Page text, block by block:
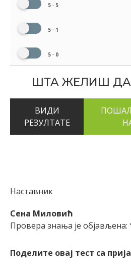
5 ∙ 5
5 ∙ 1
5 ∙ 0
ШТА ЖЕЛИШ
ВИДИ
РЕЗУЛТАТЕ
Наставник
Сена Миловић
Провера знања је објављена:
Поделите овај тест са